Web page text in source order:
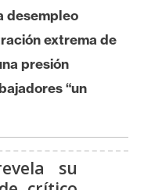
desempleo
extrema de
presión
“un
su